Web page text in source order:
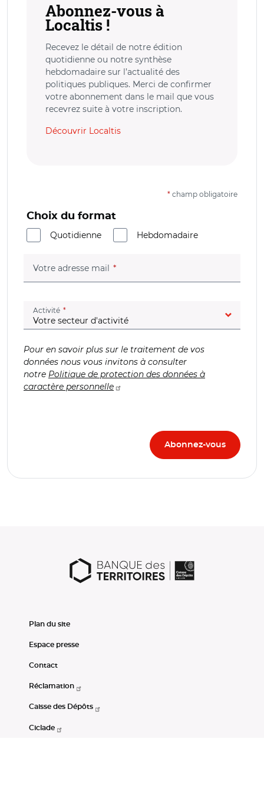
Abonnez-vous à
Localtis !
Recevez le détail de notre édition
quotidienne ou notre synthèse
hebdomadaire sur l’actualité des
politiques publiques. Merci de confirmer
votre abonnement dans le mail que vous
recevrez suite à votre inscription.
Découvrir Localtis
* champ obligatoire
Choix du format
Quotidienne
Hebdomadaire
Votre adresse mail (champ obligatoire)
Activité (champ obligatoire)
Pour en savoir plus sur le traitement de vos
données nous vous invitons à consulter
notre Politique de protection des données à
caractère personnelle
Plan du site
Espace presse
Contact
Réclamation
Caisse des Dépôts
Ciclade